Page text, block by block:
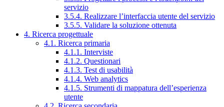
servizio
3.5.4. Realizzare l’interfaccia utente del servizio
3.5.5. Validare la soluzione ottenuta
4. Ricerca progettuale
4.1. Ricerca primaria
4.1.1. Interviste
4.1.2. Questionari
4.1.3. Test di usabilità
4.1.4. Web analytics
4.1.5. Strumenti di mappatura dell’esperienza
utente